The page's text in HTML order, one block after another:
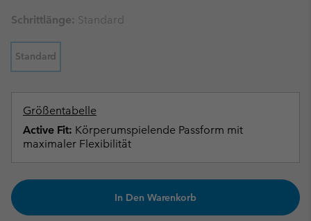
Schrittlänge: Standard
Standard
Größentabelle
Active Fit: Körperumspielende Passform mit
maximaler Flexibilität
In Den Warenkorb